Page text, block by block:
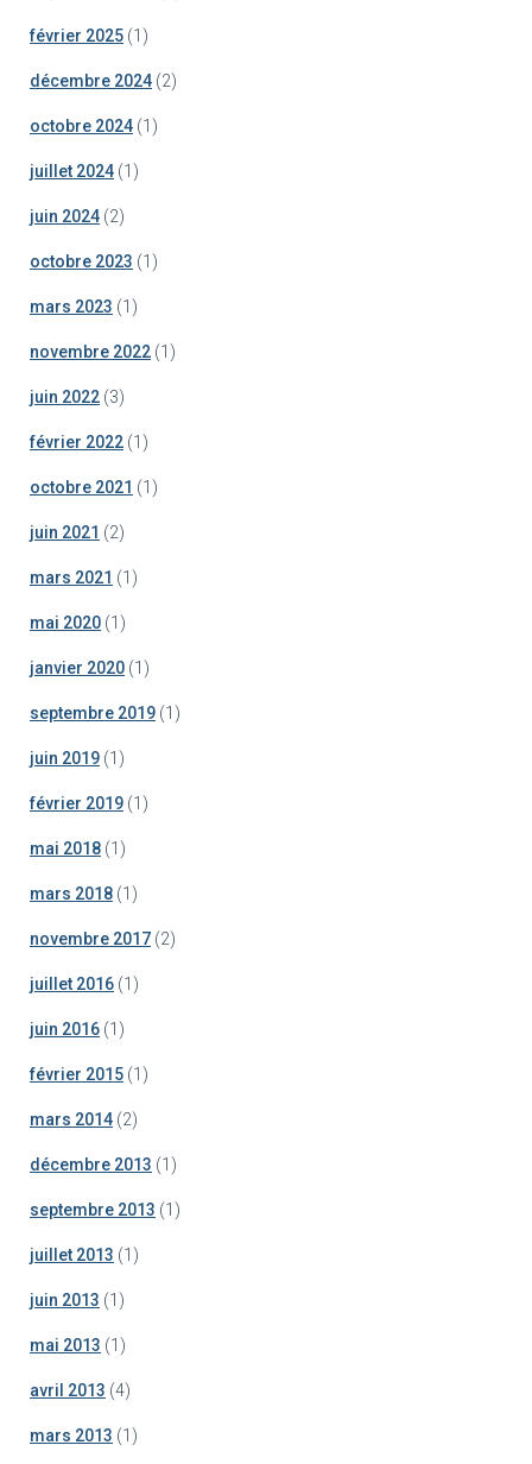
février 2025 (1)
décembre 2024 (2)
octobre 2024 (1)
juillet 2024 (1)
juin 2024 (2)
octobre 2023 (1)
mars 2023 (1)
novembre 2022 (1)
juin 2022 (3)
février 2022 (1)
octobre 2021 (1)
juin 2021 (2)
mars 2021 (1)
mai 2020 (1)
janvier 2020 (1)
septembre 2019 (1)
juin 2019 (1)
février 2019 (1)
mai 2018 (1)
mars 2018 (1)
novembre 2017 (2)
juillet 2016 (1)
juin 2016 (1)
février 2015 (1)
mars 2014 (2)
décembre 2013 (1)
septembre 2013 (1)
juillet 2013 (1)
juin 2013 (1)
mai 2013 (1)
avril 2013 (4)
mars 2013 (1)